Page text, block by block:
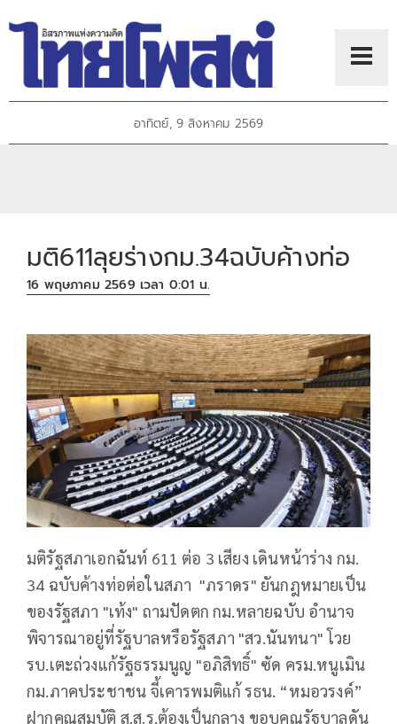
อาทิตย์, 9 สิงหาคม 2569
มติ611ลุยร่างกม.34ฉบับค้างท่อ
16 พฤษภาคม 2569 เวลา 0:01 น.
มติรัฐสภาเอกฉันท์ 611 ต่อ 3 เสียง เดินหน้าร่าง กม.
34 ฉบับค้างท่อต่อในสภา "ภราดร" ยันกฎหมายเป็น
ของรัฐสภา "เท้ง" ถามปัดตก กม.หลายฉบับ อำนาจ
พิจารณาอยู่ที่รัฐบาลหรือรัฐสภา "สว.นันทนา" โวย
รบ.เตะถ่วงแก้รัฐธรรมนูญ "อภิสิทธิ์" ซัด ครม.หนูเมิน
กม.ภาคประชาชน จี้เคารพมติแก้ รธน. “หมอวรงค์”
ฝากคุณสมบัติ ส.ส.ร.ต้องเป็นกลาง ขอบคุณรัฐบาลดัน